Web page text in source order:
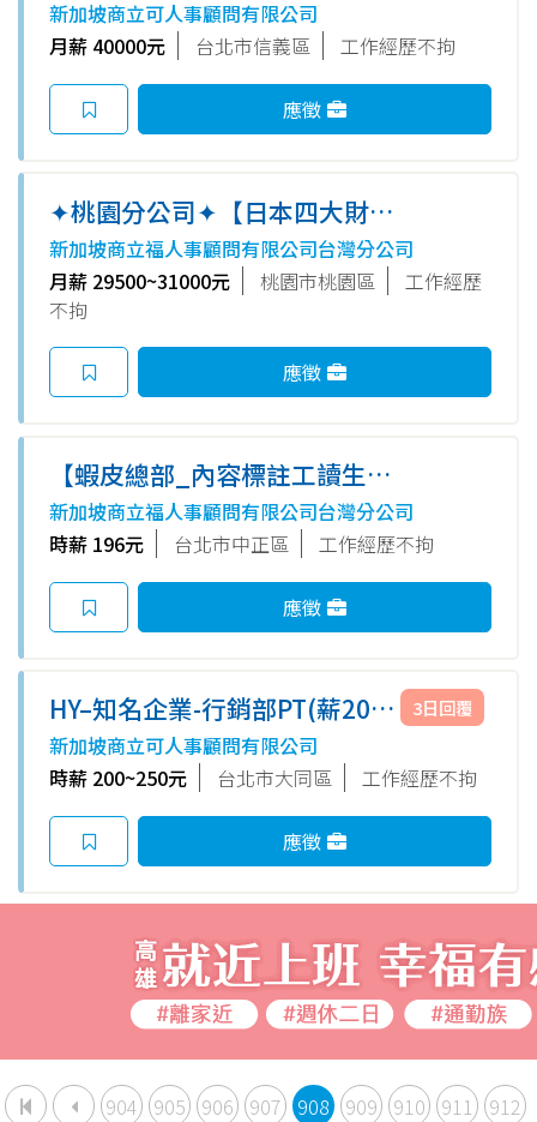
新加坡商立可人事顧問有限公司
月薪 40000元
台北市信義區 工作經歷不拘
應徵
✦桃園分公司✦【日本四大財團
｜業務助理】周休六日&準時下
班/保障年終/歡迎夜校生！_ro
新加坡商立福人事顧問有限公司台灣分公司
月薪 29500~31000元
桃園市桃園區
工作經歷
不拘
應徵
【蝦皮總部_內容標註工讀生】
_AN (短期專案~2025/12)
新加坡商立福人事顧問有限公司台灣分公司
時薪 196元
台北市中正區 工作經歷不拘
應徵
HY–知名企業-行銷部PT(薪200-
250/日文或英文則一精通/京站
對面))
新加坡商立可人事顧問有限公司
時薪 200~250元
台北市大同區 工作經歷不拘
3日回覆
應徵
904 905 906 907 908 909 910 911 912